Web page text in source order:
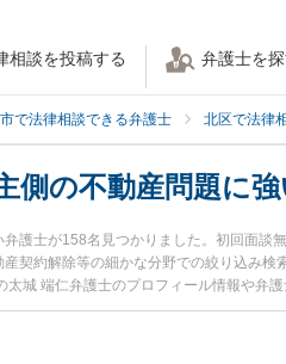
相談を投稿する 弁護士を
で法律相談できる弁護士 北区で法律
側の不動産問題に
護士が158名見つかりました。初回面談
契約解除等の細かな分野での絞り込み
城 端仁弁護士のプロフィール情報や弁
弁護士に相談したい』『住民・入居者
相談できる大阪市北区内の弁護士に相談